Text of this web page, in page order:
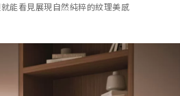
能看見展現自然純粹的紋理美感